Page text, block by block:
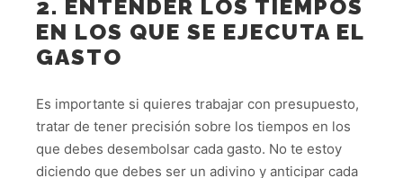
2. ENTENDER LOS TIEMPOS
EN LOS QUE SE EJECUTA EL
GASTO
Es importante si quieres trabajar con presupuesto,
tratar de tener precisión sobre los tiempos en los
que debes desembolsar cada gasto. No te estoy
diciendo que debes ser un adivino y anticipar cada